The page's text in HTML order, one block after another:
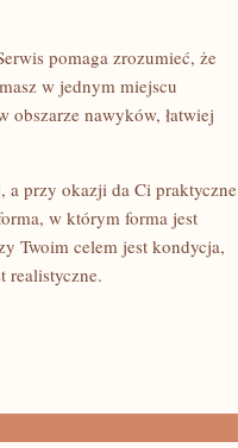
pomaga zrozumieć, że
w jednym miejscu
obszarze nawyków, łatwiej
a przy okazji da Ci praktyczne
w którym forma jest
Twoim celem jest kondycja,
realistyczne.